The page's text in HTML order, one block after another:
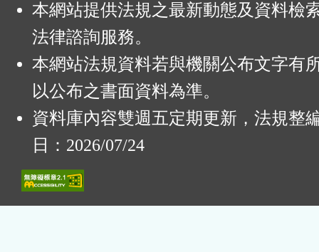
本網站提供法規之最新動態及資料檢
法律諮詢服務。
本網站法規資料若與機關公布文字有
以公布之書面資料為準。
資料庫內容雙週五定期更新，法規整
日：2026/07/24